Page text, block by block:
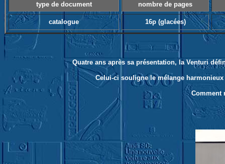
type de document nombre de pages
catalogue 16p (glacées)
Quatre ans après sa présentation, la Venturi
Celui-ci souligne le mélange
Comment